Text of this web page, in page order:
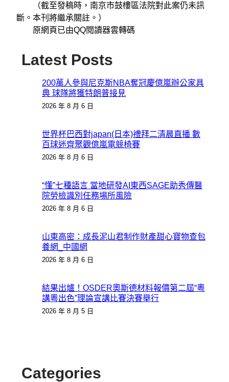
（截至發稿時，南京市鼓樓區法院對此案仍未訊
斷。本刊將繼承關註。）
原網頁已由QQ閱讀器雲轉碼
Latest Posts
200萬人參與尼克斯NBA奪冠慶億嵐辦公家具
典 球隊將獲特朗普接見
2026 年 8 月 6 日
世界杯巴西對japan(日本)禮拜二清晨直播 數
百球迷齊聚觀億嵐電競椅賽
2026 年 8 月 6 日
“懂”七種語言 當地研發AI東西SAGE助秀傳醫
院勞檢識別任務場所風險
2026 年 8 月 6 日
山東高密：成長泥山君制作財產甜心寶物查包
養網_中國網
2026 年 8 月 6 日
結果出爐！OSDER奧斯德材料報價第二屆“粵
講粵出色”理論宣講比賽決賽舉行
2026 年 8 月 5 日
Categories